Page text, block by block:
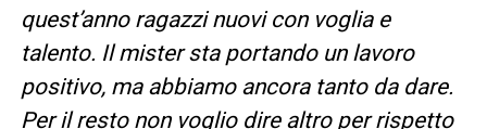
quest’anno ragazzi nuovi con voglia e
talento. Il mister sta portando un lavoro
positivo, ma abbiamo ancora tanto da dare.
Per il resto non voglio dire altro per rispetto